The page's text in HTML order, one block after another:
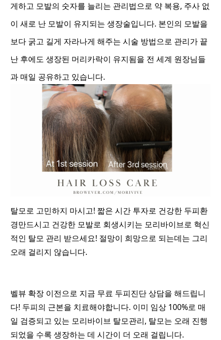
게하고 모발의 숫자를 늘리는 관리법으로 약 복용, 주사 없
이 새로 난 모발이 유지되는 생장술입니다. 본인의 모발을
보다 굵고 길게 자라나게 해주는 시술 방법으로 관리가 끝
난 후에도 생장된 머리카락이 유지됨을 전 세계 원장님들
과 매일 공유하고 있습니다.
탈모로 고민하지 마시고! 짧은 시간 투자로 건강한 두피환
경만드시고 건강한 모발로 회생시키는 모리바이브로 혁신
적인 탈모 관리 받으세요! 절망이 희망으로 되는데는 그리
오래 걸리지 않습니다.
벨뷰 확장 이전으로 지금 무료 두피진단 상담을 해드립니
다! 두피의 근본을 치료해야합니다. 이미 임상 100%로 매
일 검증되고 있는 모리바이브 탈모관리, 탈모는 오래 진행
되었을 수록 생장하는 데 시간이 더 오래 걸립니다.